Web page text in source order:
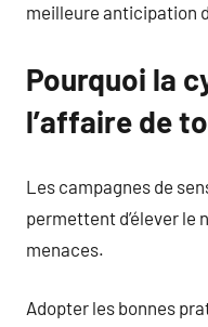
meilleure anticipation
Pourquoi la
l’affaire de
Les campagnes de
permettent d’élever le
menaces.
Adopter les bonnes